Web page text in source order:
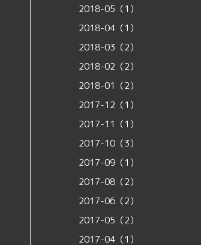
2018-05（1）
2018-04（1）
2018-03（2）
2018-02（2）
2018-01（2）
2017-12（1）
2017-11（1）
2017-10（3）
2017-09（1）
2017-08（2）
2017-06（2）
2017-05（2）
2017-04（1）